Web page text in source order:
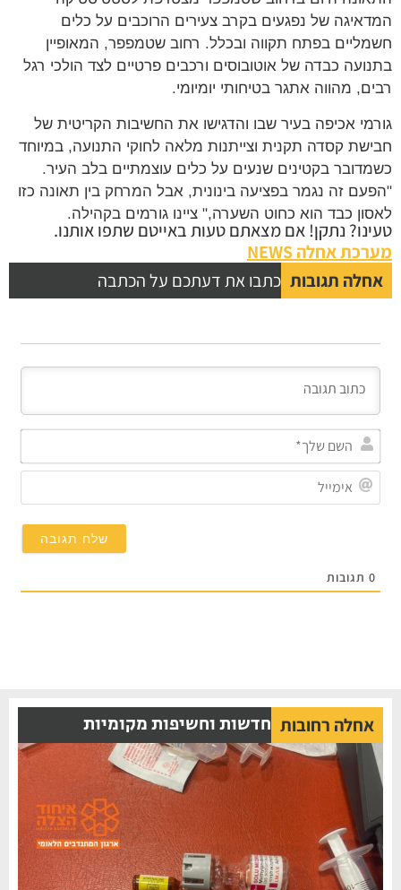
המדאיגה של נפגעים בקרב צעירים הרוכבים על כלים
חשמליים בפתח תקווה ובכלל. רחוב שטמפפר, המאופיין
בתנועה כבדה של אוטובוסים ורכבים פרטיים לצד הולכי רגל
רבים, מהווה אתגר בטיחותי יומיומי.
גורמי אכיפה בעיר שבו והדגישו את החשיבות הקריטית של
חבישת קסדה תקנית וצייתנות מלאה לחוקי התנועה, במיוחד
כשמדובר בקטינים שנעים על כלים עוצמתיים בלב העיר.
"הפעם זה נגמר בפציעה בינונית, אבל המרחק בין תאונה כזו
לאסון כבד הוא כחוט השערה," ציינו גורמים בקהילה.
טעינו? נתקן! אם מצאתם טעות באייטם שתפו אותנו.
מערכת אחלה NEWS
אחלה תגובות כתבו את דעתכם על הכתבה
0תגובות
אחלה רחובות חדשות וחשיפות מקומיות